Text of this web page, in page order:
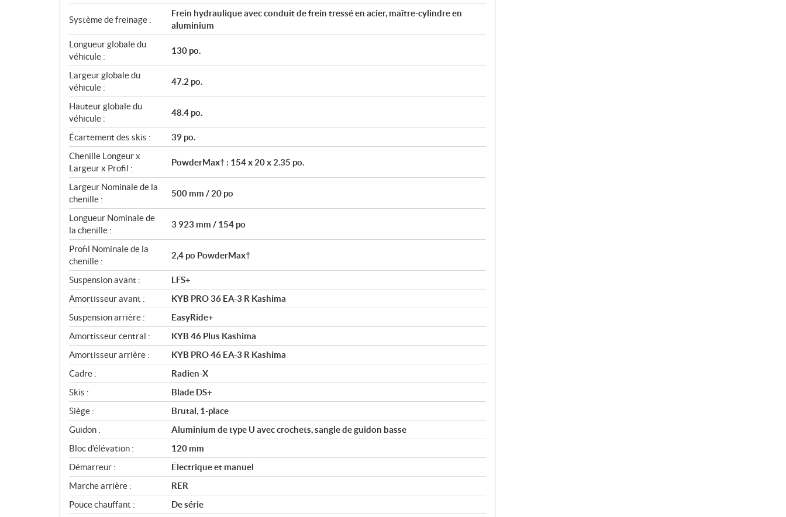
Système de freinage :
Frein hydraulique avec conduit de frein tressé en acier, maître-cylindre en
aluminium
Longueur globale du
véhicule :
130 po.
Largeur globale du
véhicule :
47.2 po.
Hauteur globale du
véhicule :
48.4 po.
Écartement des skis :
39 po.
Chenille Longeur x
Largeur x Profil :
PowderMax† : 154 x 20 x 2.35 po.
Largeur Nominale de la
chenille :
500 mm / 20 po
Longueur Nominale de
la chenille :
3 923 mm / 154 po
Profil Nominale de la
chenille :
2,4 po PowderMax†
Suspension avant :
LFS+
Amortisseur avant :
KYB PRO 36 EA-3 R Kashima
Suspension arrière :
EasyRide+
Amortisseur central :
KYB 46 Plus Kashima
Amortisseur arrière :
KYB PRO 46 EA-3 R Kashima
Cadre :
Radien-X
Skis :
Blade DS+
Siège :
Brutal, 1-place
Guidon :
Aluminium de type U avec crochets, sangle de guidon basse
Bloc d’élévation :
120 mm
Démarreur :
Électrique et manuel
Marche arrière :
RER
Pouce chauffant :
De série